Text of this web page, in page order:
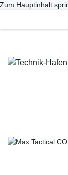
Zum Hauptinhalt